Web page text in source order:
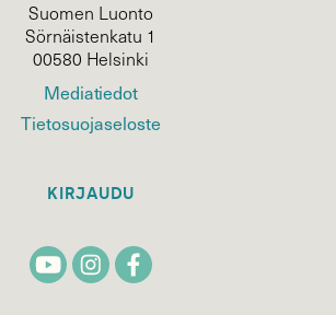
Suomen Luonto
Sörnäistenkatu 1
00580 Helsinki
Mediatiedot
Tietosuojaseloste
KIRJAUDU